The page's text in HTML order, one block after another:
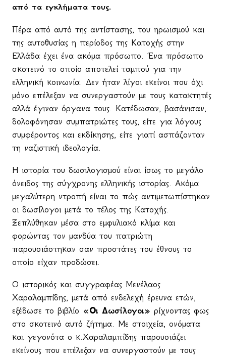
από τα εγκλήματα τους.
Πέρα από αυτό της αντίστασης, του ηρωισμού και
της αυτοθυσίας η περίοδος της Κατοχής στην
Ελλάδα έχει ένα ακόμα πρόσωπο. Ένα πρόσωπο
σκοτεινό το οποίο αποτελεί ταμπού για την
ελληνική κοινωνία. Δεν ήταν λίγοι εκείνοι που όχι
μόνο επέλεξαν να συνεργαστούν με τους κατακτητές
αλλά έγιναν όργανα τους. Κατέδωσαν, βασάνισαν,
δολοφόνησαν συμπατριώτες τους, είτε για λόγους
συμφέροντος και εκδίκησης, είτε γιατί ασπάζονταν
τη ναζιστική ιδεολογία.
Η ιστορία του δωσιλογισμού είναι ίσως το μεγάλο
όνειδος της σύγχρονης ελληνικής ιστορίας. Ακόμα
μεγαλύτερη ντροπή είναι το πώς αντιμετωπίστηκαν
οι δωσίλογοι μετά το τέλος της Κατοχής.
Ξεπλύθηκαν μέσα στο εμφυλιακό κλίμα και
φορώντας τον μανδύα του πατριώτη
παρουσιάστηκαν σαν προστάτες του έθνους το
οποίο είχαν προδώσει.
Ο ιστορικός και συγγραφέας Μενέλαος
Χαραλαμπίδης, μετά από ενδελεχή έρευνα ετών,
εξέδωσε το βιβλίο «Οι Δωσίλογοι» ρίχνοντας φως
στο σκοτεινό αυτό ζήτημα. Με στοιχεία, ονόματα
και γεγονότα ο κ.Χαραλαμπίδης παρουσιάζει
εκείνους που επέλεξαν να συνεργαστούν με τους